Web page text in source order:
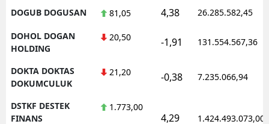
DOGUB DOGUSAN 81,05 4,38 26.285.582,45
DOHOL DOGAN
HOLDING
20,50 -1,91 131.554.567,36
DOKTA DOKTAS
DOKUMCULUK
21,20 -0,38 7.235.066,94
DSTKF DESTEK
FINANS
1.773,00
4,29 1.424.493.073,00